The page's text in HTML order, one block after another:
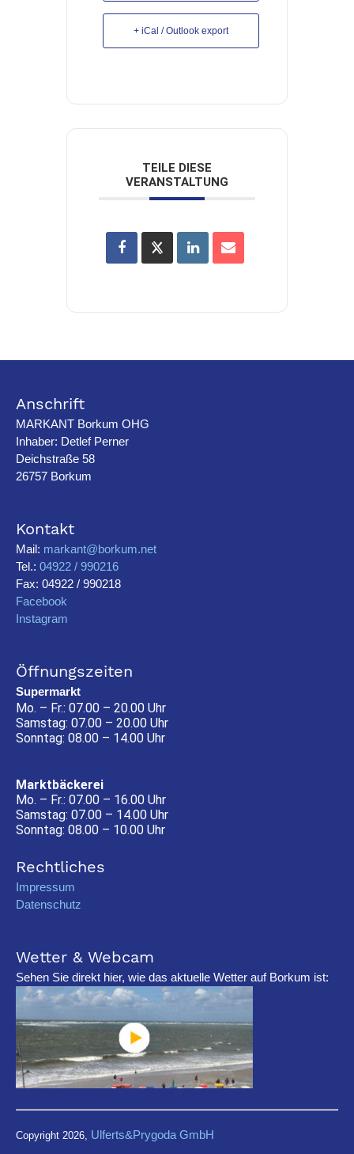
+ iCal / Outlook export
TEILE DIESE
VERANSTALTUNG
Anschrift
MARKANT Borkum OHG
Inhaber: Detlef Perner
Deichstraße 58
26757 Borkum
Kontakt
Mail: markant@borkum.net
Tel.: 04922 / 990216
Fax: 04922 / 990218
Facebook
Instagram
Öffnungszeiten
Supermarkt
Mo. – Fr.: 07.00 – 20.00 Uhr
Samstag: 07.00 – 20.00 Uhr
Sonntag: 08.00 – 14.00 Uhr
Marktbäckerei
Mo. – Fr.: 07.00 – 16.00 Uhr
Samstag: 07.00 – 14.00 Uhr
Sonntag: 08.00 – 10.00 Uhr
Rechtliches
Impressum
Datenschutz
Wetter & Webcam
Sehen Sie direkt hier, wie das aktuelle Wetter auf Borkum ist:
Copyright 2026, Ulferts&Prygoda GmbH